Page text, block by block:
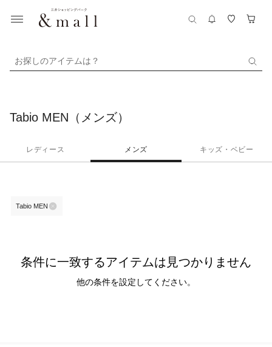
お探しのアイテムは？
Tabio MEN（メンズ）
レディース メンズ キッズ・ベビー
Tabio MEN
条件に一致するアイテムは見つかりません
他の条件を設定してください。